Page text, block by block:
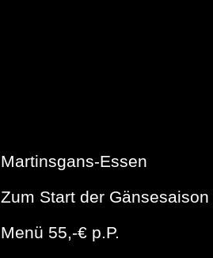
Martinsgans-Essen
Zum Start der Gänsesaison
Menü 55,-€ p.P.